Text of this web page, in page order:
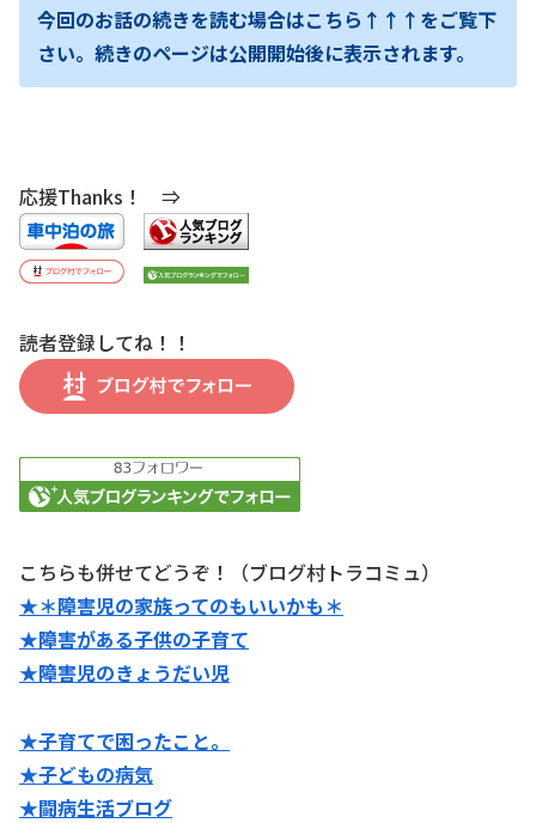
今回のお話の続きを読む場合はこちら↑↑↑をご覧下
さい。続きのページは公開開始後に表示されます。
応援Thanks！ ⇒
読者登録してね！！
こちらも併せてどうぞ！（ブログ村トラコミュ）
★＊障害児の家族ってのもいいかも＊
★障害がある子供の子育て
★障害児のきょうだい児
★子育てで困ったこと。
★子どもの病気
★闘病生活ブログ